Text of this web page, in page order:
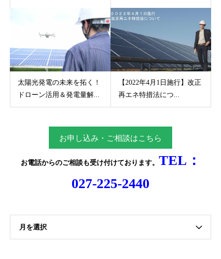
太陽光発電の未来を拓く！
ドローン活用＆発電量解...
【2022年4月1日施行】改正
再エネ特措法につ...
お申し込み・ご相談はこちら
お電話からのご相談も受け付けております。 TEL：
027-225-2440
月を選択